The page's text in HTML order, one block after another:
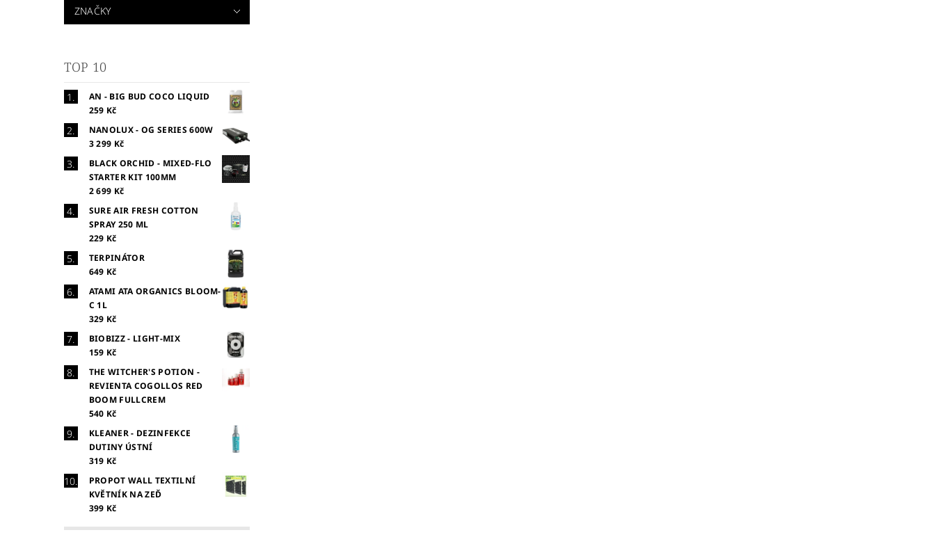
ZNAČKY
TOP 10
AN - BIG BUD COCO LIQUID
259 Kč
NANOLUX - OG SERIES 600W
3 299 Kč
BLACK ORCHID - MIXED-FLO
STARTER KIT 100MM
2 699 Kč
SURE AIR FRESH COTTON
SPRAY 250 ML
229 Kč
TERPINÁTOR
649 Kč
ATAMI ATA ORGANICS BLOOM-
C 1L
329 Kč
BIOBIZZ - LIGHT-MIX
159 Kč
THE WITCHER'S POTION -
REVIENTA COGOLLOS RED
BOOM FULLCREM
540 Kč
KLEANER - DEZINFEKCE
DUTINY ÚSTNÍ
319 Kč
PROPOT WALL TEXTILNÍ
KVĚTNÍK NA ZEĎ
399 Kč